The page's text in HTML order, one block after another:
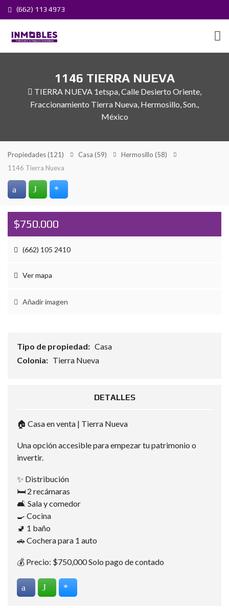
(662) 113 4973
1146 TIERRA NUEVA
TIERRA NUEVA 1etspa, Calle Desierto Oriente,
Fraccionamiento Tierra Nueva, Hermosillo, Son.,
México
Propiedades(121) Casa (59) Hermosillo (58)
1146 Tierra Nueva
$750.000
(662) 105 2410
Ver mapa
Añadir imagen
Tipo de propiedad: Casa
Colonia: Tierra Nueva
DETALLES
🏠 Casa en venta | Tierra Nueva
Una opción accesible para empezar tu patrimonio o
invertir.
✨ Distribución
🛏️ 2 recámaras
🛋️ Sala y comedor
🍳 Cocina
🚽 1 baño
🚗 Cochera para 1 auto
💰 Precio: $750,000 Solo pago de contado